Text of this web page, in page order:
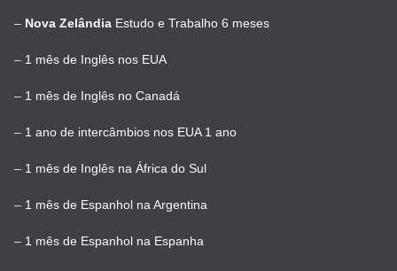
– Nova Zelândia Estudo e Trabalho 6 meses
– 1 mês de Inglês nos EUA
– 1 mês de Inglês no Canadá
– 1 ano de intercâmbios nos EUA 1 ano
– 1 mês de Inglês na África do Sul
– 1 mês de Espanhol na Argentina
– 1 mês de Espanhol na Espanha